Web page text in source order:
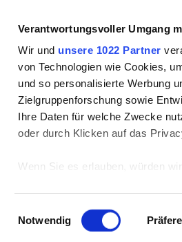
Verantwortungsvoller Umgang
Wir und unsere 1022 Partner
von Technologien wie Cookies,
und so personalisierte Werbung
Zielgruppenforschung sowie
Ihre Daten für welche Zwecke
oder durch Klicken auf das
Wenn Sie es erlauben, würden wir
Ihr Gerät durch aktives
Erfahren Sie mehr darüber, wie
Einwilligungsauswahl
Notwendig